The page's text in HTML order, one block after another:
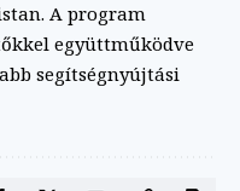
A program
együttműködve
segítségnyújtási